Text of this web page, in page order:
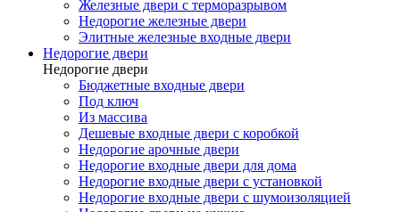
Железные двери с терморазрывом
Недорогие железные двери
Элитные железные входные двери
Недорогие двери
Недорогие двери
Бюджетные входные двери
Под ключ
Из массива
Дешевые входные двери с коробкой
Недорогие арочные двери
Недорогие входные двери для дома
Недорогие входные двери с установкой
Недорогие входные двери с шумоизоляцией